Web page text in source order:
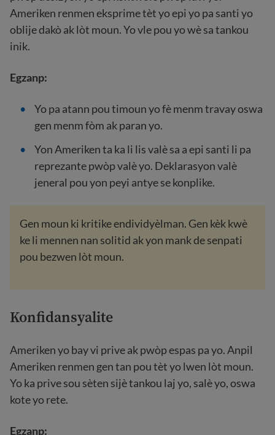
Ameriken renmen eksprime tèt yo epi yo pa santi yo
oblije dakò ak lòt moun. Yo vle pou yo wè sa tankou
inik.
Egzanp:
Yo pa atann pou timoun yo fè menm travay oswa
gen menm fòm ak paran yo.
Yon Ameriken ta ka li lis valè sa a epi santi li pa
reprezante pwòp valè yo. Deklarasyon valè
jeneral pou yon peyi antye se konplike.
Gen moun ki kritike endividyèlman. Gen kèk kwè
ke li mennen nan solitid ak yon mank de senpati
pou bezwen lòt moun.
Konfidansyalite
Ameriken yo bay vi prive ak pwòp espas pa yo. Anpil
Ameriken renmen gen tan pou tèt yo lwen lòt moun.
Yo ka prive sou sèten sijè tankou laj yo, salè yo, oswa
kote yo rete.
Egzanp: